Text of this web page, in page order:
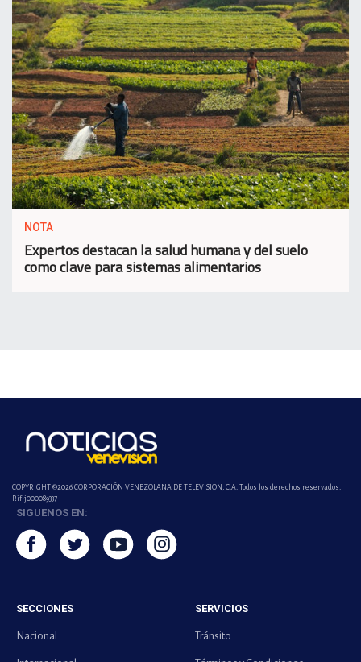
NOTA
Expertos destacan la salud humana y del suelo
como clave para sistemas alimentarios
COPYRIGHT ©2026 CORPORACIÓN VENEZOLANA DE TELEVISION, C.A. Todos los derechos reservados.
Rif-j000089337
SIGUENOS EN:
SECCIONES
Nacional
SERVICIOS
Tránsito